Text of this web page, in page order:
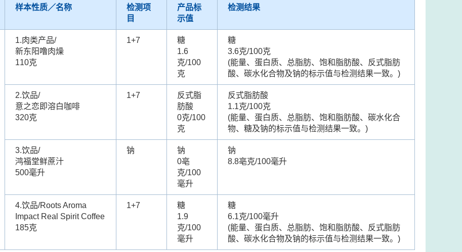
样本性质／名称
检测项
目
产品标
示值
检测结果
1.肉类产品/
新东阳噜肉燥
110克
1+7
糖
1.6
克/100
克
糖
3.6克/100克
(能量、蛋白质、总脂肪、饱和脂肪酸、反式脂肪
酸、碳水化合物及钠的标示值与检测结果一致。)
2.饮品/
意之恋即溶白咖啡
320克
1+7
反式脂
肪酸
0克/100
克
反式脂肪酸
1.1克/100克
(能量、蛋白质、总脂肪、饱和脂肪酸、碳水化合
物、糖及钠的标示值与检测结果一致。)
3.饮品/
鸿福堂鲜蔗汁
500毫升
钠
钠
0亳
克/100
毫升
钠
8.8亳克/100毫升
4.饮品/Roots Aroma
Impact Real Spirit Coffee
185克
1+7
糖
1.9
克/100
毫升
糖
6.1克/100毫升
(能量、蛋白质、总脂肪、饱和脂肪酸、反式脂肪
酸、碳水化合物及钠的标示值与检测结果一致。)